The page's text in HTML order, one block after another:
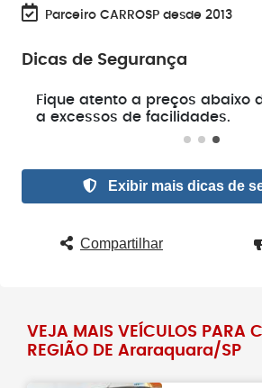
Parceiro CARROSP desde 2013
Dicas de Segurança
Fique atento a preços abaixo
a excessos de facilidades.
Exibir mais dicas de
Compartilhar
VEJA MAIS VEÍCULOS PARA
REGIÃO DE Araraquara/SP